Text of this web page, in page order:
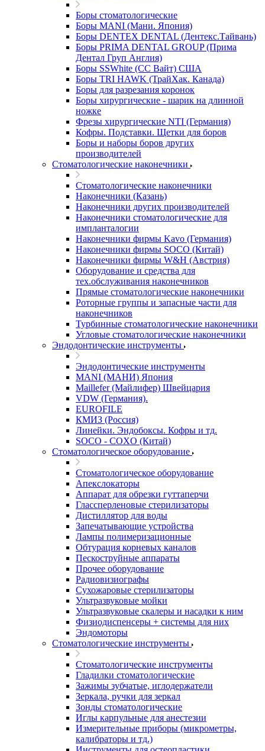
Боры стоматологические
Боры MANI (Мани. Япония)
Боры DENTEX DENTAL (Дентекс.Тайвань)
Боры PRIMA DENTAL GROUP (Прима
Дентал Груп Англия)
Боры SSWhite (СС Вайт) США
Боры TRI HAWK (ТрайХак. Канада)
Боры для разрезания коронок
Боры хирургические - шарик на длинной
ножке
Фрезы хирургические NTI (Германия)
Кофры. Подставки. Щетки для боров
Боры и наборы боров других
производителей
Стоматологические наконечники
Стоматологические наконечники
Наконечники (Казань)
Наконечники других производителей
Наконечники стоматологические для
импланталогии
Наконечники фирмы Kavo (Германия)
Наконечники фирмы SOCO (Китай)
Наконечники фирмы W&H (Австрия)
Оборудование и средства для
тех.обслуживания наконечников
Прямые стоматологические наконечники
Роторные группы и запасные части для
наконечников
Турбинные стоматологические наконечники
Угловые стоматологические наконечники
Эндодонтические инструменты
Эндодонтические инструменты
MANI (МАНИ) Япония
Maillefer (Майлифер) Швейцария
VDW (Германия).
EUROFILE
КМИЗ (Россия)
Линейки. Эндобоксы. Кофры и тд.
SOCO - COXO (Китай)
Стоматологическое оборудование
Стоматологическое оборудование
Апекслокаторы
Аппарат для обрезки гуттаперчи
Глассперленовые стерилизаторы
Дистиллятор для воды
Запечатывающие устройства
Лампы полимеризационные
Обтурация корневых каналов
Пескоструйные аппараты
Прочее оборудование
Радиовизиографы
Сухожаровые стерилизаторы
Ультразвуковые мойки
Ультразвуковые скалеры и насадки к ним
Физиодиспенсеры + системы для них
Эндомоторы
Стоматологические инструменты
Стоматологические инструменты
Гладилки стоматологические
Зажимы зубчатые, иглодержатели
Зеркала, ручки для зеркал
Зонды стоматологические
Иглы карпульные для анестезии
Измерительные приборы (микрометры,
калибраторы и тд.)